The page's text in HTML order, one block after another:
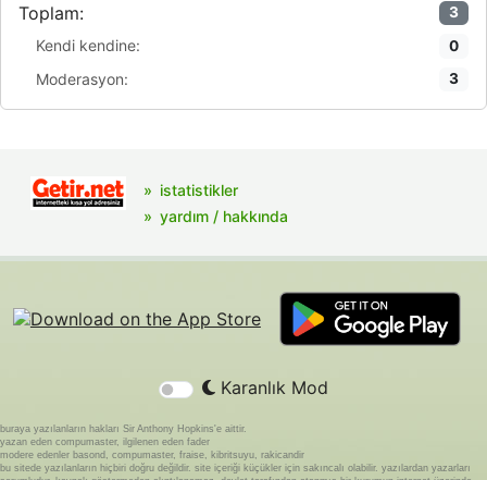
Toplam:
3
Kendi kendine: 0
Moderasyon: 3
istatistikler
yardım / hakkında
Karanlık Mod
buraya yazılanların hakları Sir Anthony Hopkins'e aittir.
yazan eden compumaster, ilgilenen eden fader
modere edenler basond, compumaster, fraise, kibritsuyu, rakicandir
bu sitede yazılanların hiçbiri doğru değildir. site içeriği küçükler için sakıncalı olabilir. yazılardan yazarları